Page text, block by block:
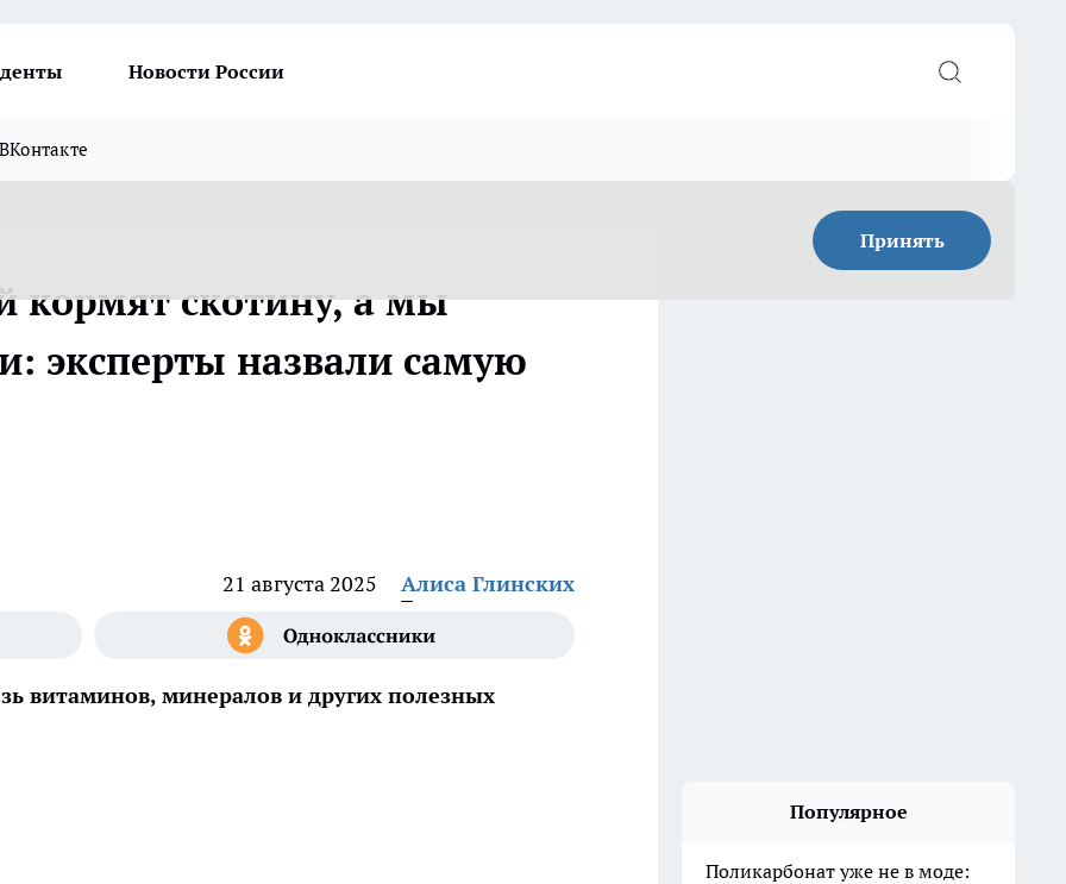
Новости России
Принять
кормят скотину, а мы
эксперты назвали самую
21 августа 2025 Алиса Глинских
витаминов, минералов и других полезных
Популярное
Поликарбонат уже не в моде: